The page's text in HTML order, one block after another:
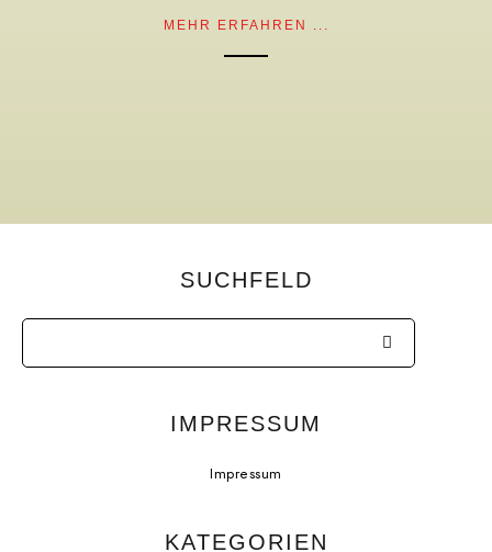
MEHR ERFAHREN ...
SUCHFELD
IMPRESSUM
Impressum
KATEGORIEN